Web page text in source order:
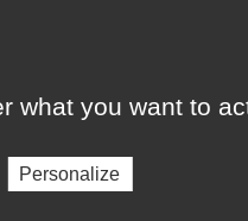
what you want to
Personalize
la connexion à vos